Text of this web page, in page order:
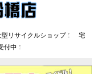
型リサイクルショップ！ 宅
付中！